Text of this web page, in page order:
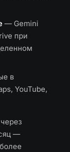
— Gemini
при
в
YouTube,
—